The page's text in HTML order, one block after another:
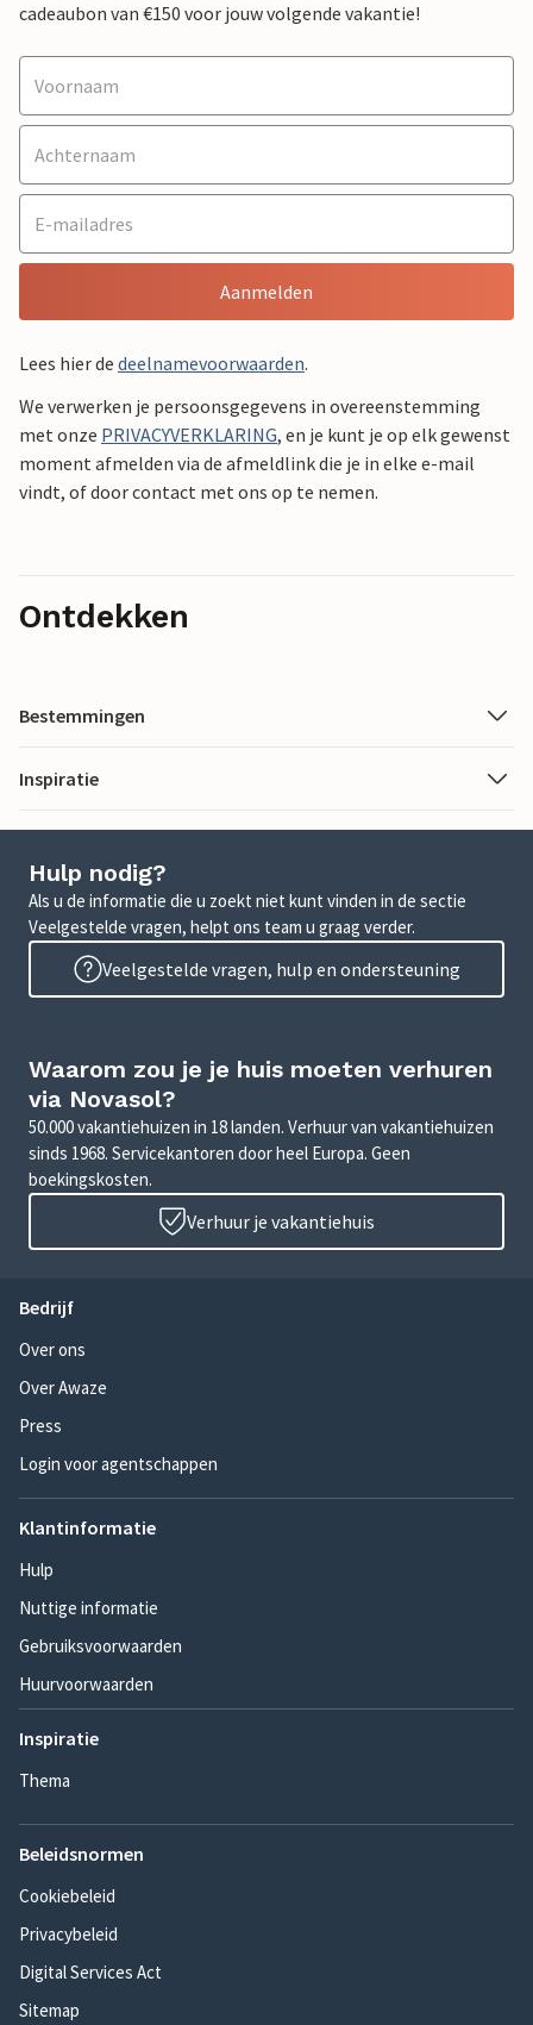
cadeaubon van €150 voor jouw volgende vakantie!
Aanmelden
Lees hier de deelnamevoorwaarden.
We verwerken je persoonsgegevens in overeenstemming
met onze PRIVACYVERKLARING, en je kunt je op elk gewenst
moment afmelden via de afmeldlink die je in elke e-mail
vindt, of door contact met ons op te nemen.
Ontdekken
Bestemmingen
Inspiratie
Hulp nodig?
Als u de informatie die u zoekt niet kunt vinden in de sectie
Veelgestelde vragen, helpt ons team u graag verder.
Veelgestelde vragen, hulp en ondersteuning
Waarom zou je je huis moeten verhuren
via Novasol?
50.000 vakantiehuizen in 18 landen. Verhuur van vakantiehuizen
sinds 1968. Servicekantoren door heel Europa. Geen
boekingskosten.
Verhuur je vakantiehuis
Bedrijf
Over ons
Over Awaze
Press
Login voor agentschappen
Klantinformatie
Hulp
Nuttige informatie
Gebruiksvoorwaarden
Huurvoorwaarden
Inspiratie
Thema
Beleidsnormen
Cookiebeleid
Privacybeleid
Digital Services Act
Sitemap